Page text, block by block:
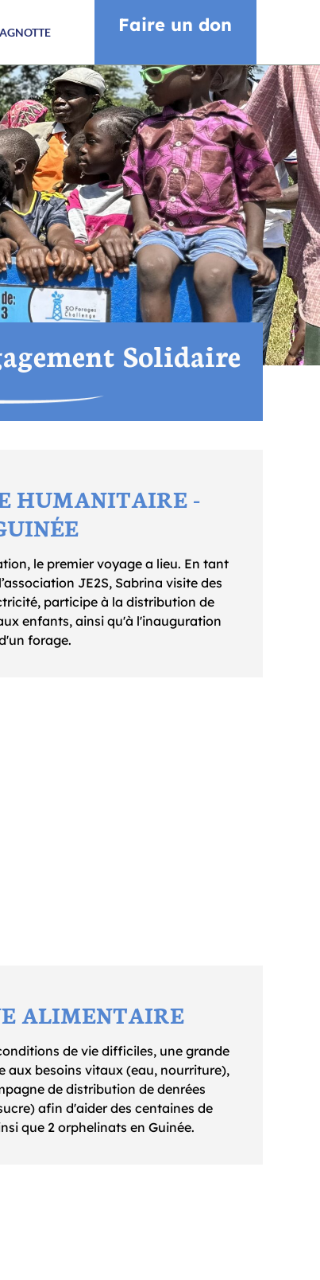
Faire un don
Solidaire
HUMANITAIRE -
le premier voyage a lieu. En tant
JE2S, Sabrina visite des
participe à la distribution de
enfants, ainsi qu'à l'inauguration
forage.
ALIMENTAIRE
de vie difficiles, une grande
aux besoins vitaux (eau, nourriture),
de distribution de denrées
afin d'aider des centaines de
que 2 orphelinats en Guinée.